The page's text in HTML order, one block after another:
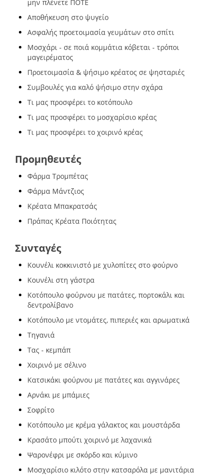
μην πλένετε ΠΟΤΕ
Αποθήκευση στο ψυγείο
Ασφαλής προετοιμασία γευμάτων στο σπίτι
Μοσχάρι - σε ποιά κομμάτια κόβεται - τρόποι
μαγειρέματος
Προετοιμασία & ψήσιμο κρέατος σε ψησταριές
Συμβουλές για καλό ψήσιμο στην σχάρα
Τι μας προσφέρει το κοτόπουλο
Τι μας προσφέρει το μοσχαρίσιο κρέας
Τι μας προσφέρει το χοιρινό κρέας
Προμηθευτές
Φάρμα Τρομπέτας
Φάρμα Μάντζιος
Κρέατα Μπακρατσάς
Πράπας Κρέατα Ποιότητας
Συνταγές
Κουνέλι κοκκινιστό με χυλοπίτες στο φούρνο
Κουνέλι στη γάστρα
Κοτόπουλο φούρνου με πατάτες, πορτοκάλι και
δεντρολίβανο
Κοτόπουλο με ντομάτες, πιπεριές και αρωματικά
Τηγανιά
Τας - κεμπάπ
Χοιρινό με σέλινο
Κατσικάκι φούρνου με πατάτες και αγγινάρες
Αρνάκι με μπάμιες
Σοφρίτο
Κοτόπουλο με κρέμα γάλακτος και μουστάρδα
Κρασάτο μπούτι χοιρινό με λαχανικά
Ψαρονέφρι με σκόρδο και κύμινο
Μοσχαρίσιο κιλότο στην κατσαρόλα με μανιτάρια